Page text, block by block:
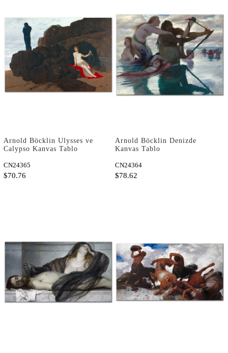
Arnold Böcklin Ulysses ve
Calypso Kanvas Tablo
CN24365
$70.76
Arnold Böcklin Denizde
Kanvas Tablo
CN24364
$78.62